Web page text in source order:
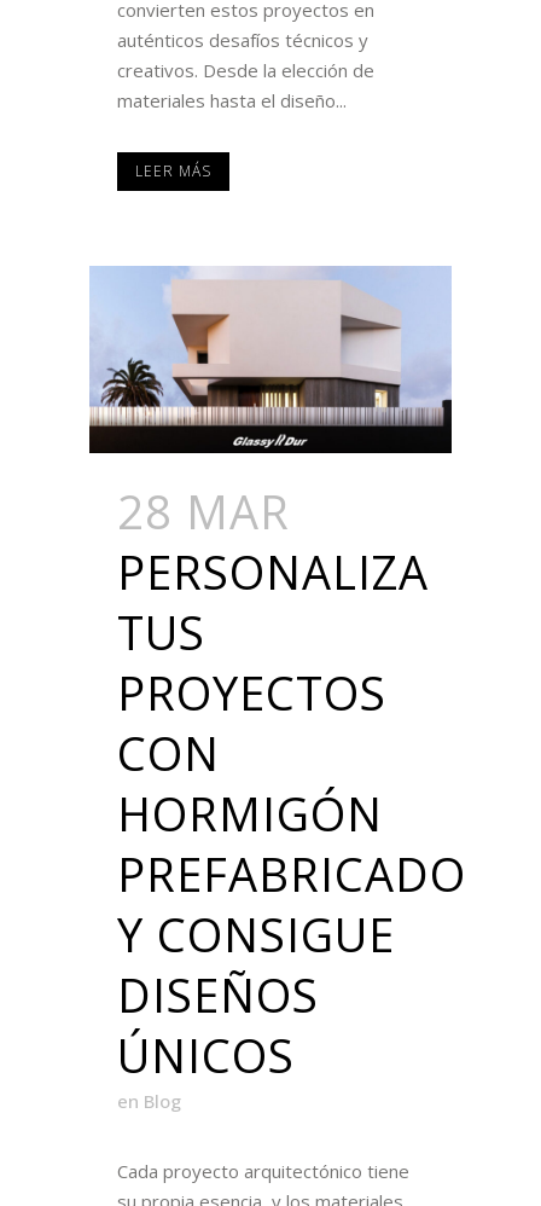
convierten estos proyectos en
auténticos desafíos técnicos y
creativos. Desde la elección de
materiales hasta el diseño...
LEER MÁS
28 MAR
PERSONALIZA
TUS
PROYECTOS
CON
HORMIGÓN
PREFABRICADO
Y CONSIGUE
DISEÑOS
ÚNICOS
en Blog
Cada proyecto arquitectónico tiene
su propia esencia, y los materiales